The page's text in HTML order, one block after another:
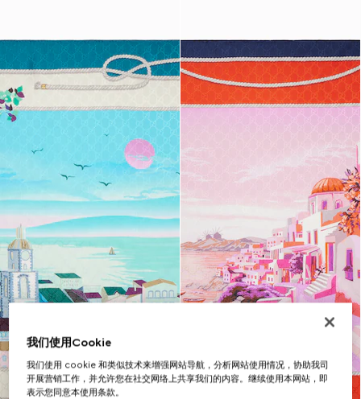
我们使用Cookie
我们使用 cookie 和类似技术来增强网站导航，分析网站使用情况，协助我司
开展营销工作，并允许您在社交网络上共享我们的内容。继续使用本网站，即
表示您同意本使用条款。